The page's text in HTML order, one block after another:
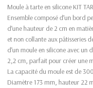
Moule à tarte en silicone KIT
Ensemble composé d’un bord
d’une hauteur de 2 cm en
et non collante aux pâtisseries
d’un moule en silicone avec un
2,2 cm, parfait pour créer une
La capacité du moule est de
Diamètre 173 mm, hauteur 22